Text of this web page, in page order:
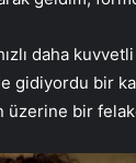
daha
gidiyordu bir
üzerine bir